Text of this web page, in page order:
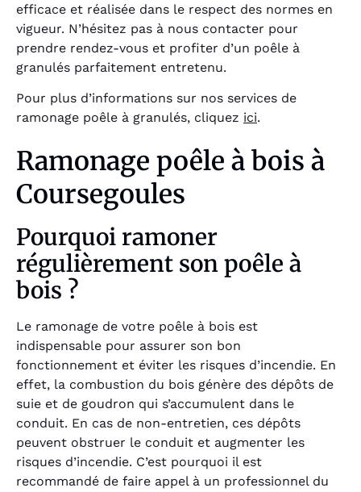
efficace et réalisée dans le respect des normes en
vigueur. N’hésitez pas à nous contacter pour
prendre rendez-vous et profiter d’un poêle à
granulés parfaitement entretenu.
Pour plus d’informations sur nos services de
ramonage poêle à granulés, cliquez ici.
Ramonage poêle à bois à
Coursegoules
Pourquoi ramoner
régulièrement son poêle à
bois ?
Le ramonage de votre poêle à bois est
indispensable pour assurer son bon
fonctionnement et éviter les risques d’incendie. En
effet, la combustion du bois génère des dépôts de
suie et de goudron qui s’accumulent dans le
conduit. En cas de non-entretien, ces dépôts
peuvent obstruer le conduit et augmenter les
risques d’incendie. C’est pourquoi il est
recommandé de faire appel à un professionnel du